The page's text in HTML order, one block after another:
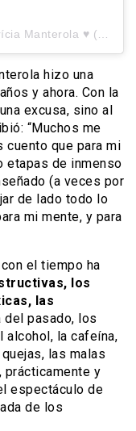
Manterola ♥ (@patriciamanterola) el
hizo una
y ahora. Con la
excusa, sino al
“Muchos me
cuento que para mi
etapas de inmenso
(a veces por
de lado todo lo
mi mente, y para
el tiempo ha
los
las
del pasado, los
alcohol, la cafeína,
las malas
prácticamente y
espectáculo de
de los